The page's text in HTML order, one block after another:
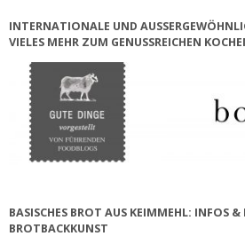
INTERNATIONALE UND
IELES MEHR ZUM GENUSSREICHEN KOCHEN
BASISCHES BROT AUS KEIMMEHL: INFOS &
BROTBACKKUNST